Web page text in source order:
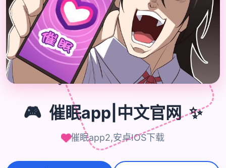
🎮
🎮 催眠app|中文官网 ✨
催眠app2,安卓IOS下载